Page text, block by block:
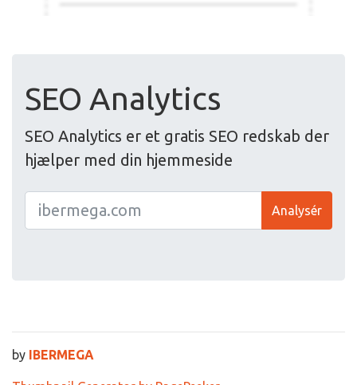
SEO Analytics
SEO Analytics er et gratis SEO redskab der
hjælper med din hjemmeside
Analysér
by IBERMEGA